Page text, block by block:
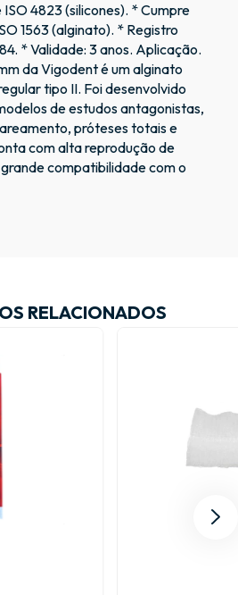
4823 (silicones). * Cumpre
1563 (alginato). * Registro
* Validade: 3 anos. Aplicação.
da Vigodent é um alginato
tipo II. Foi desenvolvido
de estudos antagonistas,
próteses totais e
com alta reprodução de
compatibilidade com o
RELACIONADOS